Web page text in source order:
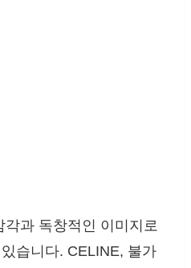
과 독창적인 이미지로
습니다. CELINE, 불가